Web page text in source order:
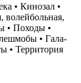
• Кинозал •
волейбольная,
• Походы •
• Гала-
• Территория